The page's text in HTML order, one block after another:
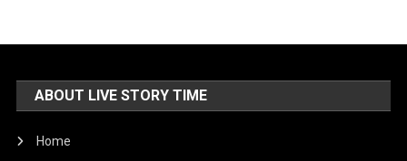
ABOUT LIVE STORY TIME
Home